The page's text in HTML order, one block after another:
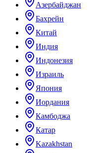
Азербайджан
Бахрейн
Китай
Индия
Индонезия
Израиль
Япония
Иордания
Камбоджа
Катар
Kazakhstan